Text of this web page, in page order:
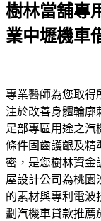
樹林當舖專
業中壢機車
專業醫師為您取得
注於改善身體輪廓
足部專區用途之汽
條件固齒護齦及精
密，是您樹林資金
屋設計公司為桃園
的素材與專利電波
劃汽機車貸款推薦